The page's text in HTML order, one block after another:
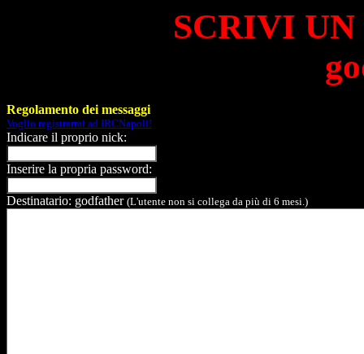
SCRIVI
Regolamento dei messaggi
Voglio registrarmi ad IRCNapoli!
Indicare il proprio nick:
Inserire la propria password:
Destinatario: godfather (L'utente non si collega da più di 6 mesi.)